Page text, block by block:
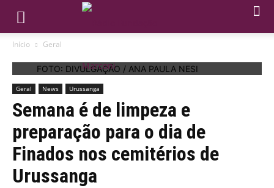
Início Geral
FOTO: DIVULGAÇÃO / ANA PAULA NESI
Geral News Urussanga
Semana é de limpeza e
preparação para o dia de
Finados nos cemitérios de
Urussanga